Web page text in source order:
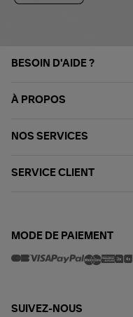
BESOIN D'AIDE ?
À PROPOS
NOS SERVICES
SERVICE CLIENT
MODE DE PAIEMENT
SUIVEZ-NOUS